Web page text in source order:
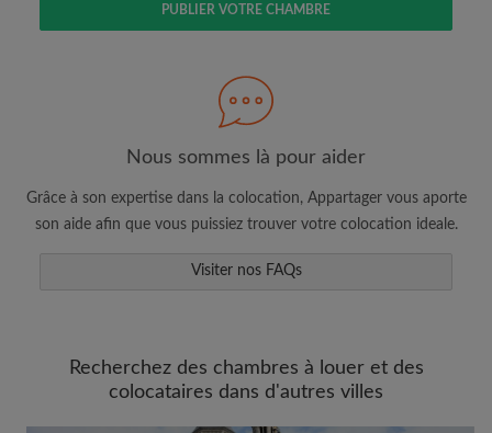
jour du compte par e-mail
Faites une recherche selon ce qui vous
semble important
Consultez les chambres et les profils des
Sauvegardez vos recherches
Faites vos demandes de visites
Faites part aux propriétaires et aux
PUBLIER VOTRE CHAMBRE
Nous sommes là pour aider
Grâce à son expertise dans la colocation, Appartager vous aporte
son aide afin que vous puissiez trouver votre colocation ideale.
Visiter nos FAQs
Recherchez des chambres à louer et des
colocataires dans d'autres villes